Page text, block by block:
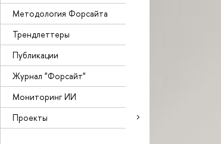
Методология Форсайта
Трендлеттеры
Публикации
Журнал "Форсайт"
Мониторинг ИИ
Проекты